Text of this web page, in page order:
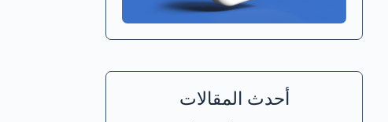
أحدث المقالات